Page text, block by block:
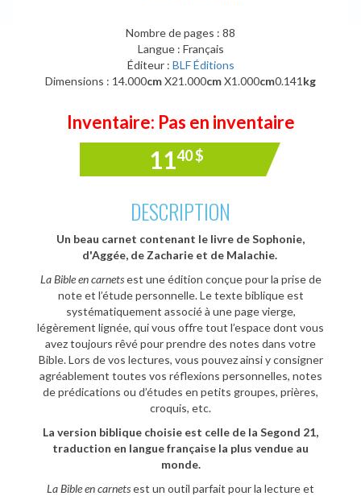
Nombre de pages : 88
Langue : Français
Éditeur : BLF Éditions
Dimensions : 14.000cmX21.000cmX1.000cm0.141 kg
Inventaire: Pas en inventaire
1140$
DESCRIPTION
Un beau carnet contenant le livre de Sophonie,
d'Aggée, de Zacharie et de Malachie.
La Bible en carnetsest une édition conçue pour la prise de
note et l’étude personnelle. Le texte biblique est
systématiquement associé à une page vierge,
légèrement lignée, qui vous offre tout l’espace dont vous
avez toujours rêvé pour prendre des notes dans votre
Bible. Lors de vos lectures, vous pouvez ainsi y consigner
agréablement toutes vos réflexions personnelles, notes
de prédications ou d’études en petits groupes, prières,
croquis, etc.
La version biblique choisie est celle de la Segond 21,
traduction en langue française la plus vendue au
monde.
La Bible en carnetsest un outil parfait pour la lecture et